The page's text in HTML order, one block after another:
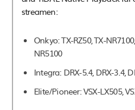
streamen:
Onkyo: TX-RZ50, TX-
NR5100
Integra: DRX-5.4, DRX-3.4,
Elite/Pioneer: VSX-LX505,